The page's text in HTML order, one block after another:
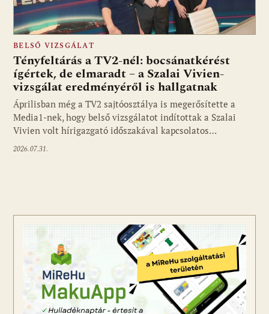
BELSŐ VIZSGÁLAT
Tényfeltárás a TV2-nél: bocsánatkérést
ígértek, de elmaradt – a Szalai Vivien-
vizsgálat eredményéről is hallgatnak
Áprilisban még a TV2 sajtóosztálya is megerősítette a
Media1-nek, hogy belső vizsgálatot indítottak a Szalai
Vivien volt hírigazgató időszakával kapcsolatos…
2026.07.31.